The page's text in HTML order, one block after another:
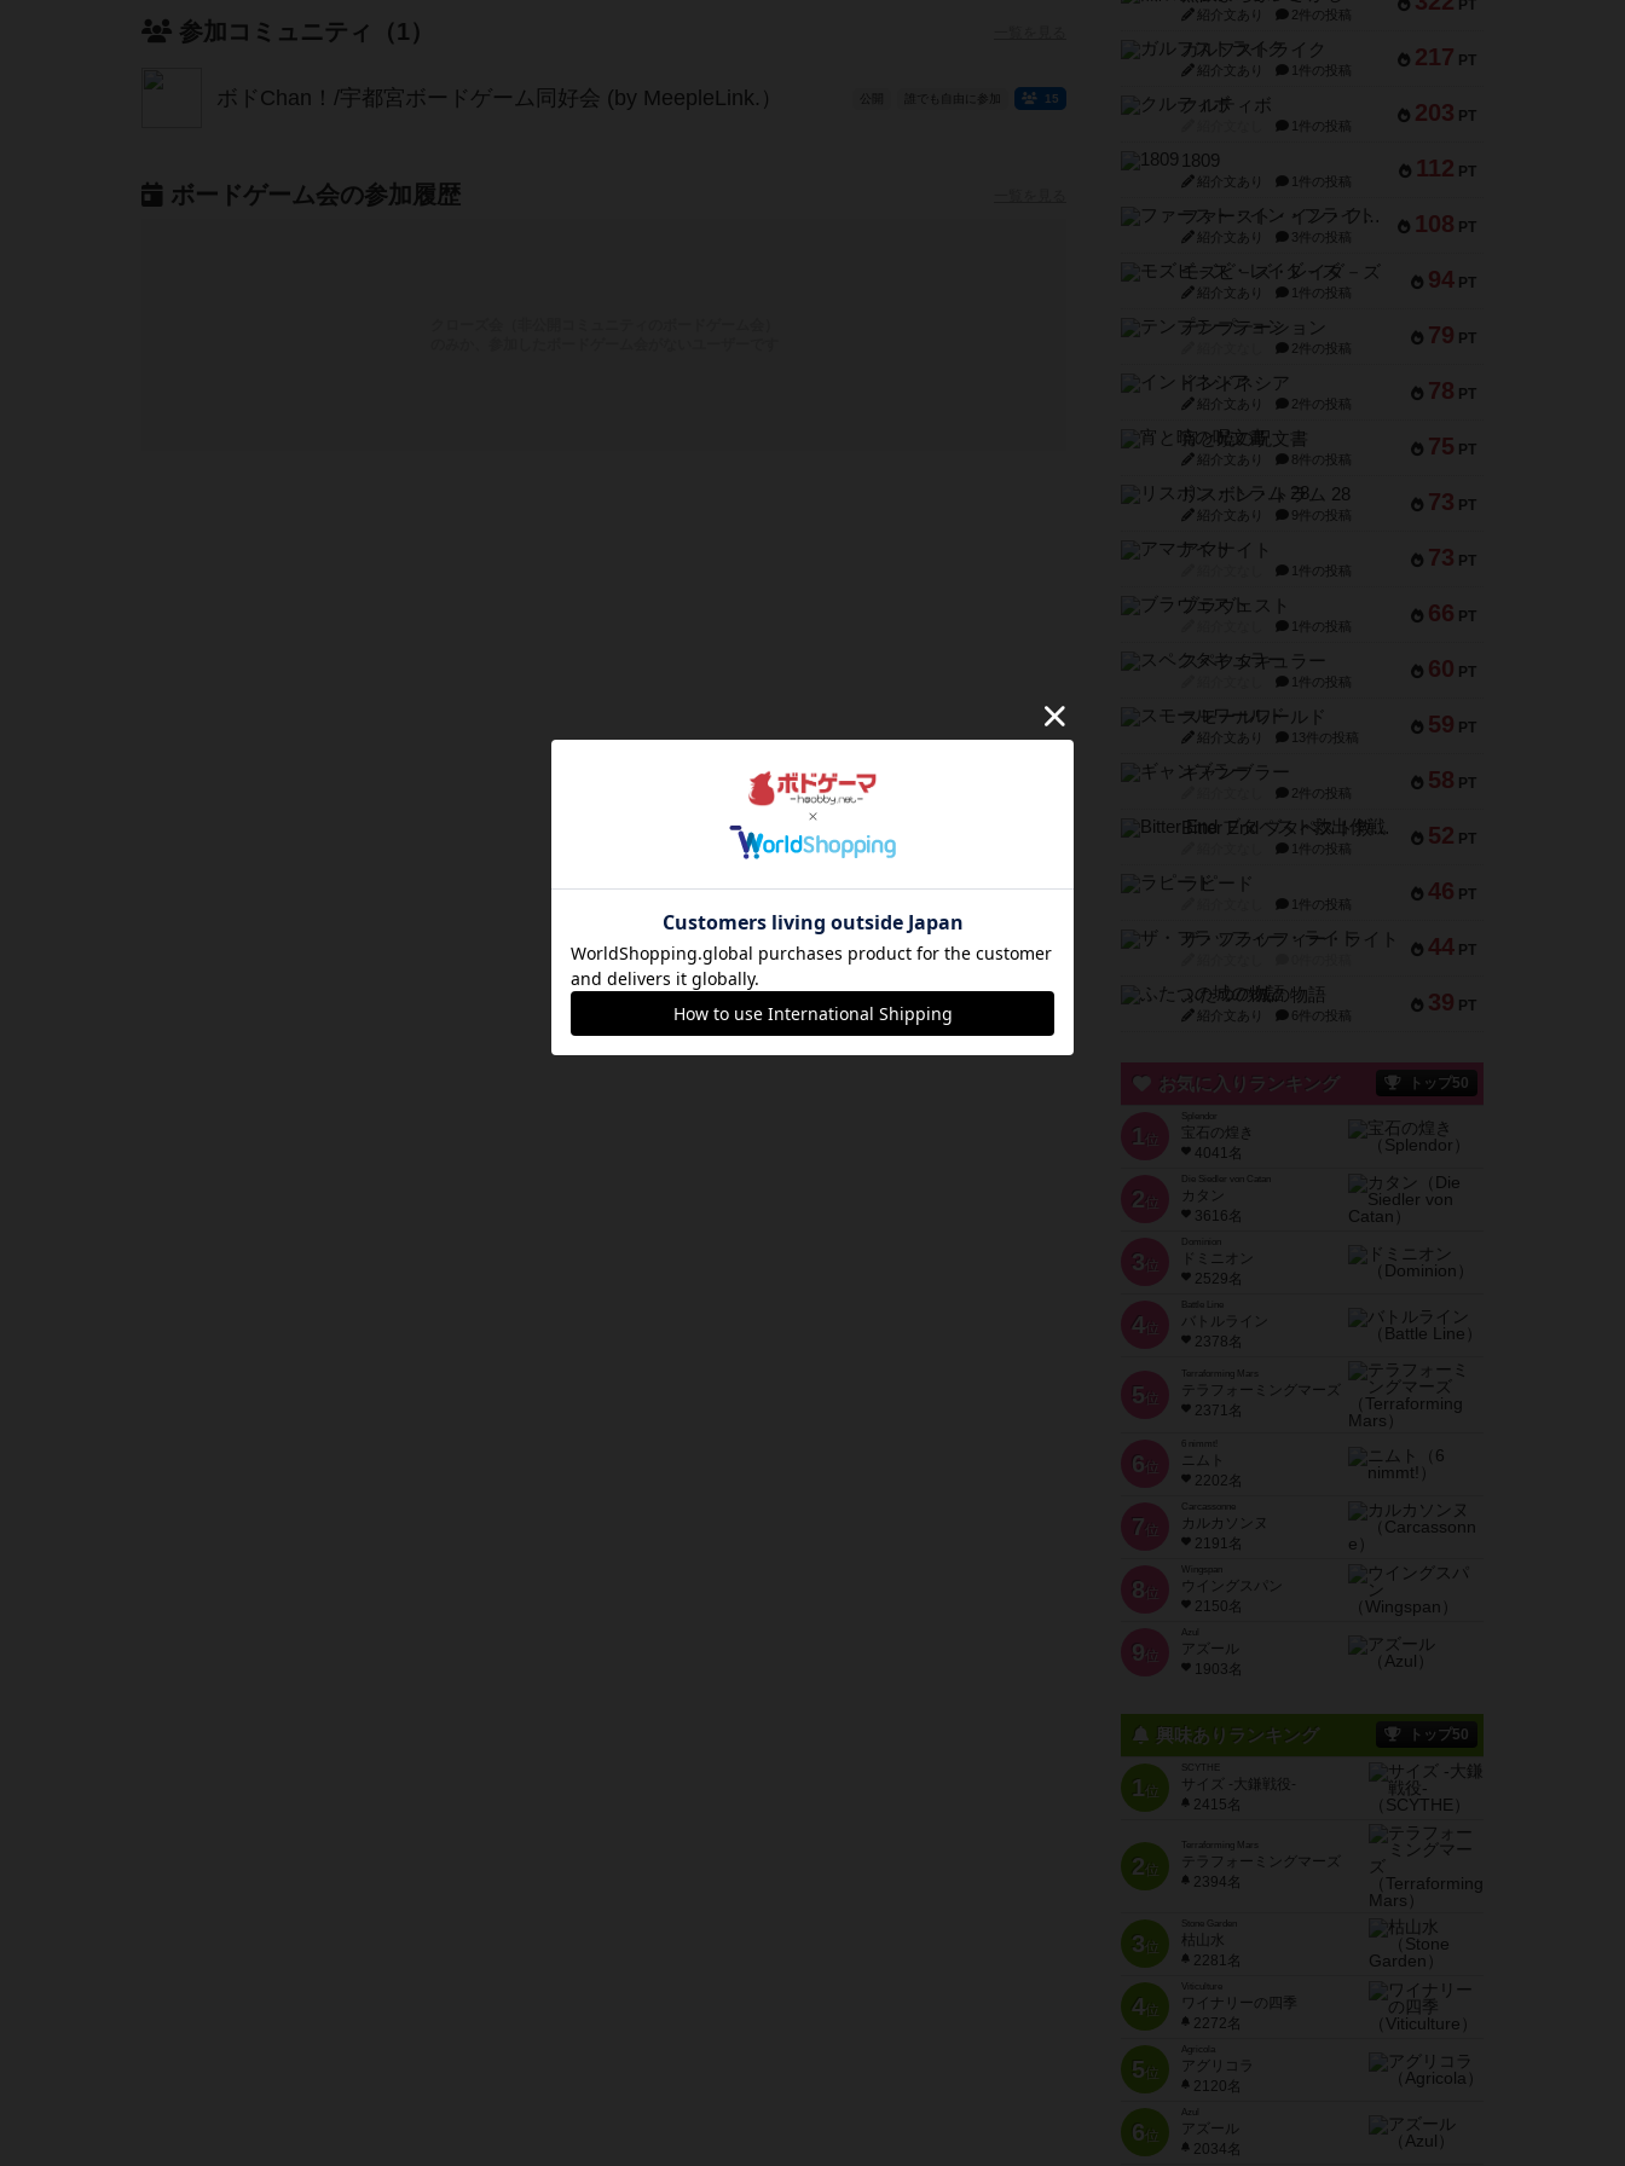
参加コミュニティ（1）
ボドChan！/宇都宮ボードゲーム同好会 (by MeepleLink.） 公開 誰でも自由に参加 15
ボードゲーム会の参加履歴
PT
紹介文あり 2件の投稿
217 PT
ガルフストライク
紹介文あり 1件の投稿
203 PT
クルティボ
1件の投稿
112 PT
1809
紹介文あり 1件の投稿
108 PT
ファースト・イン・フライト
紹介文あり 3件の投稿
94 PT
モズビ－ズ・レイダ－ズ
紹介文あり 1件の投稿
79 PT
テンプテーション
2件の投稿
78 PT
インドネシア
紹介文あり 2件の投稿
75 PT
宵と暁の呪文書
紹介文あり 8件の投稿
73 PT
リスボン・トラム 28
紹介文あり 9件の投稿
73 PT
アマナイト
1件の投稿
66 PT
ブラヴェスト
1件の投稿
60 PT
スペクタキュラー
1件の投稿
59 PT
スモールワールド
紹介文あり 13件の投稿
58 PT
ギャンブラー
2件の投稿
52 PT
Bitter End ブタペスト救出作戦
1件の投稿
46 PT
ラピード
1件の投稿
44 PT
ザ・フラッフィー・ライト
39 PT
ふたつの城の物語
紹介文あり 6件の投稿
お気に入りランキング トップ50
1 位
宝石の煌き
4041名
2 位
Die Siedler von Catan
カタン
3616名
3 位
ドミニオン
2529名
4位
Battle Line
バトルライン
2378名
5 位
Terraforming Mars
テラフォーミングマーズ
2371名
6 位
ニムト
2202名
7 位
Carcassonne
カルカソンヌ
2191名
8 位
Wingspan
ウイングスパン
2150名
9 位
Azul
アズール
1903名
興味ありランキング トップ50
1位
SCYTHE
サイズ -大鎌戦役-
2415名
2位
Terraforming Mars
テラフォーミングマーズ
2394名
3位
Stone Garden
枯山水
2281名
4位
Viticulture
ワイナリーの四季
2272名
5位
Agricola
アグリコラ
2120名
6位
Azul
アズール
2034名